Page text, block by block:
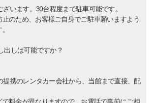
います。30台程度まで駐車可能です。
のため、お客様ご自身でご駐車願いますよう
出しは可能ですか？
提携のレンタカー会社から、当館まで直接、配